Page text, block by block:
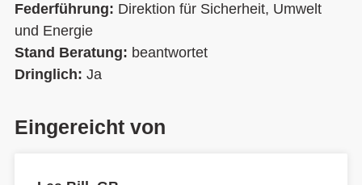
Federführung: Direktion für Sicherheit, Umwelt
und Energie
Stand Beratung: beantwortet
Dringlich: Ja
Eingereicht von